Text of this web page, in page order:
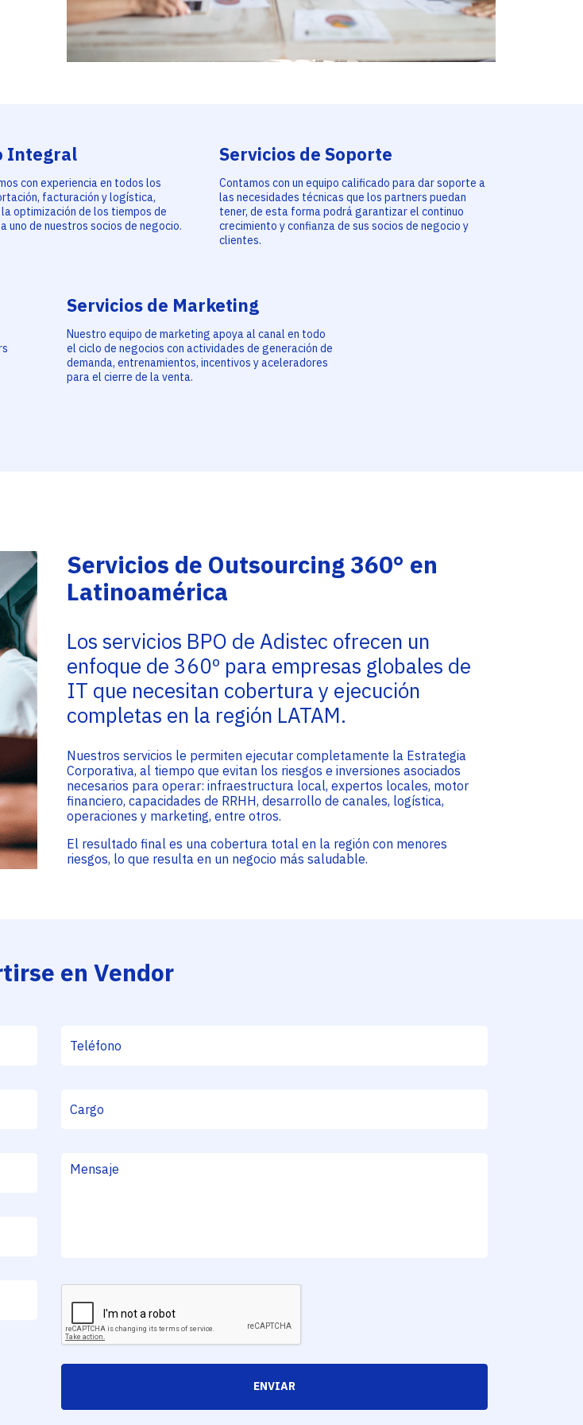
Integral
con experiencia en todos los
facturación y logística,
optimización de los tiempos de
uno de nuestros socios de negocio.
Servicios de Soporte
Contamos con un equipo calificado para dar soporte a
las necesidades técnicas que los partners puedan
tener, de esta forma podrá garantizar el continuo
crecimiento y confianza de sus socios de negocio y
clientes.
Servicios de Marketing
Nuestro equipo de marketing apoya al canal en todo
el ciclo de negocios con actividades de generación de
demanda, entrenamientos, incentivos y aceleradores
para el cierre de la venta.
Servicios de Outsourcing 360° en
Latinoamérica
Los servicios BPO de Adistec ofrecen un
enfoque de 360º para empresas globales de
IT que necesitan cobertura y ejecución
completas en la región LATAM.
Nuestros servicios le permiten ejecutar completamente la Estrategia
Corporativa, al tiempo que evitan los riesgos e inversiones asociados
necesarios para operar: infraestructura local, expertos locales, motor
financiero, capacidades de RRHH, desarrollo de canales, logística,
operaciones y marketing, entre otros.
El resultado final es una cobertura total en la región con menores
riesgos, lo que resulta en un negocio más saludable.
en Vendor
ENVIAR